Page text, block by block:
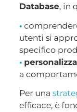
Database, in
•
utenti si
specifico
•
a
Per una
efficace, è